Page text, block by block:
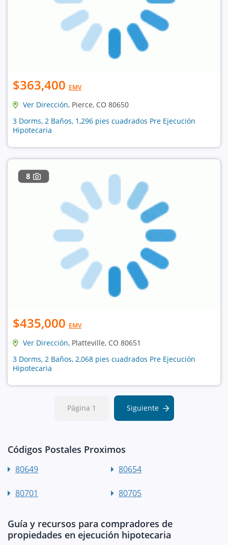
$363,400 EMV
Ver Dirección, Pierce, CO 80650
3 Dorms, 2 Baños, 1,296 pies cuadrados Pre Ejecución
Hipotecaria
8
$435,000 EMV
Ver Dirección, Platteville, CO 80651
3 Dorms, 2 Baños, 2,068 pies cuadrados Pre Ejecución
Hipotecaria
Página 1 Siguiente
Códigos Postales Proximos
80649 80654
80701 80705
Guía y recursos para compradores de
propiedades en ejecución hipotecaria